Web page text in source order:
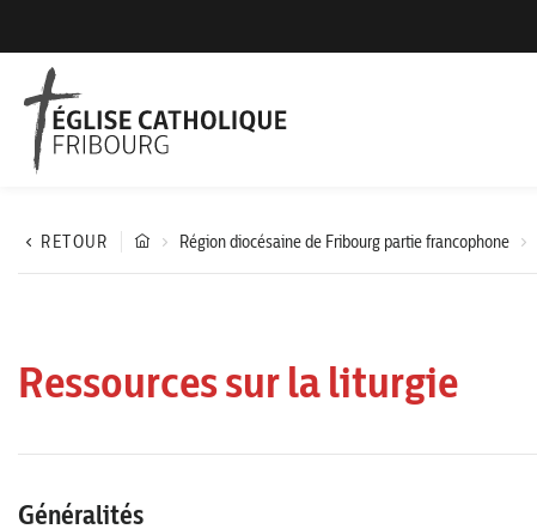
RETOUR Région diocésaine de Fribourg partie francophone
Ressources sur la liturgie
Généralités